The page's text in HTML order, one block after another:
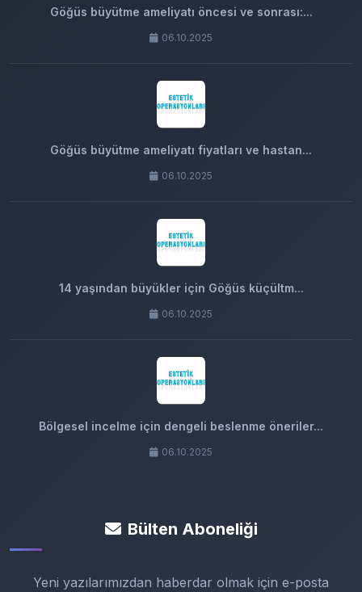
Göğüs büyütme ameliyatı öncesi ve sonrası:...
06.10.2025
Göğüs büyütme ameliyatı fiyatları ve hastan...
06.10.2025
14 yaşından büyükler için Göğüs küçültm...
06.10.2025
Bölgesel incelme için dengeli beslenme öneriler...
06.10.2025
Bülten Aboneliği
Yeni yazılarımızdan haberdar olmak için e-posta